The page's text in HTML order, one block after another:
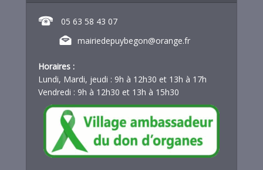
05 63 58 43 07
mairiedepuybegon@orange.fr
Horaires :
Lundi, Mardi, jeudi : 9h à 12h30 et 13h à 17h
Vendredi : 9h à 12h30 et 13h à 15h30